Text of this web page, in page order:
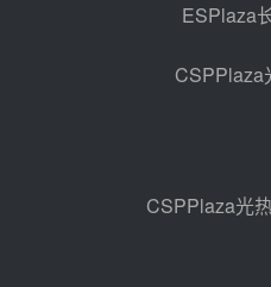
昊森
地
包项目
前天
前天
ESPlaza
CSPPlaza
CSPPlaza光